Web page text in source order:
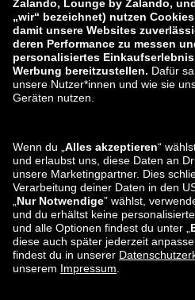
zalando-prive.es
zalando-lounge.lt
zalando-lounge.ro
zalando-lounge.lu
zalando-lounge.lv
Sie finden uns
auch bei